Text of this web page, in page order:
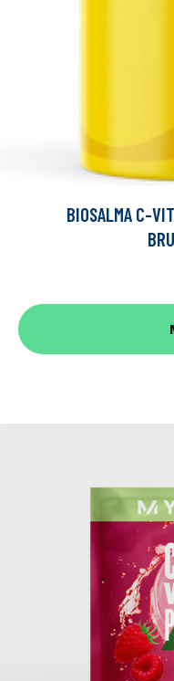
BIOSALMA C-